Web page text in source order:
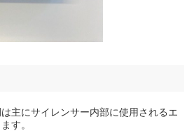
主にサイレンサー内部に使用されるエ
す。